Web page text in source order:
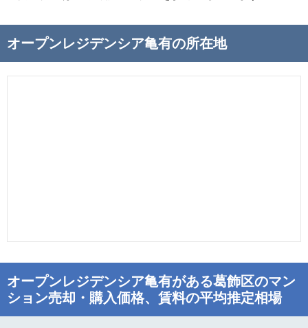
オープンレジデンシア亀有の所在地
オープンレジデンシア亀有がある葛飾区のマン
ション売却・購入価格、賃料の平均推定相場